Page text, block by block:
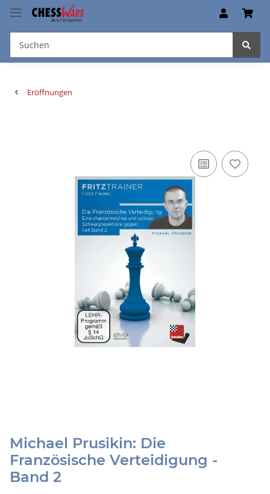
Eröffnungen
Michael Prusikin: Die
Französische Verteidigung -
Band 2